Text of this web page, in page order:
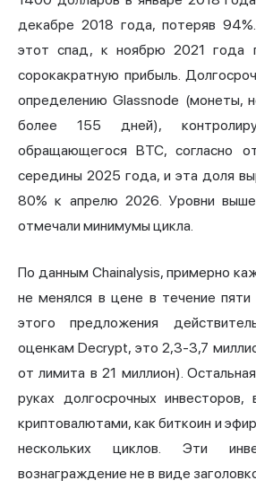
декабре 2018 года, потеряв
этот спад, к ноябрю 2021 года
сорокакратную прибыль.
определению Glassnode (монеты,
более 155 дней),
обращающегося BTC, согласно
середины 2025 года, и эта доля
80% к апрелю 2026. Уровни
отмечали минимумы цикла.
По данным Chainalysis, примерно
не менялся в цене в течение пяти
этого предложения
оценкам Decrypt, это 2,3-3,7
от лимита в 21 миллион).
руках долгосрочных
криптовалютами, как биткоин и
нескольких циклов. Эти
вознаграждение не в виде